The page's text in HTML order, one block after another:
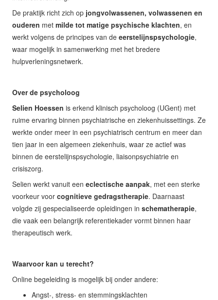
De praktijk richt zich op jongvolwassenen, volwassenen en
ouderen met milde tot matige psychische klachten, en
werkt volgens de principes van de eerstelijnspsychologie,
waar mogelijk in samenwerking met het bredere
hulpverleningsnetwerk.
Over de psycholoog
Selien Hoessen is erkend klinisch psycholoog (UGent) met
ruime ervaring binnen psychiatrische en ziekenhuissettings. Ze
werkte onder meer in een psychiatrisch centrum en meer dan
tien jaar in een algemeen ziekenhuis, waar ze actief was
binnen de eerstelijnspsychologie, liaisonpsychiatrie en
crisiszorg.
Selien werkt vanuit een eclectische aanpak, met een sterke
voorkeur voor cognitieve gedragstherapie. Daarnaast
volgde zij gespecialiseerde opleidingen in schematherapie,
die vaak een belangrijk referentiekader vormt binnen haar
therapeutisch werk.
Waarvoor kan u terecht?
Online begeleiding is mogelijk bij onder andere:
Angst-, stress- en stemmingsklachten